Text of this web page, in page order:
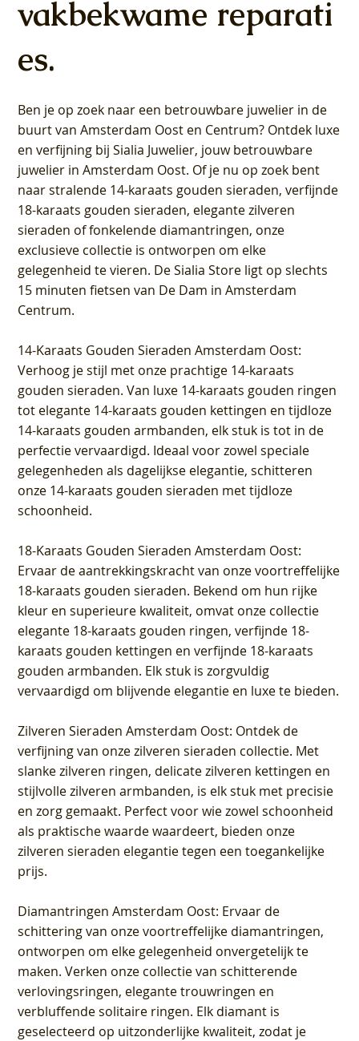
vakbekwame reparati
es.
Ben je op zoek naar een betrouwbare juwelier in de
buurt van Amsterdam Oost en Centrum? Ontdek luxe
en verfijning bij Sialia Juwelier, jouw betrouwbare
juwelier in Amsterdam Oost. Of je nu op zoek bent
naar stralende 14-karaats gouden sieraden, verfijnde
18-karaats gouden sieraden, elegante zilveren
sieraden of fonkelende diamantringen, onze
exclusieve collectie is ontworpen om elke
gelegenheid te vieren. De Sialia Store ligt op slechts
15 minuten fietsen van De Dam in Amsterdam
Centrum.
14-Karaats Gouden Sieraden Amsterdam Oost:
Verhoog je stijl met onze prachtige 14-karaats
gouden sieraden. Van luxe 14-karaats gouden ringen
tot elegante 14-karaats gouden kettingen en tijdloze
14-karaats gouden armbanden, elk stuk is tot in de
perfectie vervaardigd. Ideaal voor zowel speciale
gelegenheden als dagelijkse elegantie, schitteren
onze 14-karaats gouden sieraden met tijdloze
schoonheid.
18-Karaats Gouden Sieraden Amsterdam Oost:
Ervaar de aantrekkingskracht van onze voortreffelijke
18-karaats gouden sieraden. Bekend om hun rijke
kleur en superieure kwaliteit, omvat onze collectie
elegante 18-karaats gouden ringen, verfijnde 18-
karaats gouden kettingen en verfijnde 18-karaats
gouden armbanden. Elk stuk is zorgvuldig
vervaardigd om blijvende elegantie en luxe te bieden.
Zilveren Sieraden Amsterdam Oost: Ontdek de
verfijning van onze zilveren sieraden collectie. Met
slanke zilveren ringen, delicate zilveren kettingen en
stijlvolle zilveren armbanden, is elk stuk met precisie
en zorg gemaakt. Perfect voor wie zowel schoonheid
als praktische waarde waardeert, bieden onze
zilveren sieraden elegantie tegen een toegankelijke
prijs.
Diamantringen Amsterdam Oost: Ervaar de
schittering van onze voortreffelijke diamantringen,
ontworpen om elke gelegenheid onvergetelijk te
maken. Verken onze collectie van schitterende
verlovingsringen, elegante trouwringen en
verbluffende solitaire ringen. Elk diamant is
geselecteerd op uitzonderlijke kwaliteit, zodat je